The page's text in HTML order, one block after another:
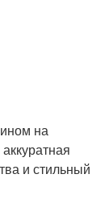
на
и стильный